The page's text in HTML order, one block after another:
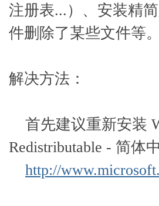
注册表...）、安装精
件删除了某些文件等
解决方法：
首先建议重新安装
Redistributable - 简体
http://